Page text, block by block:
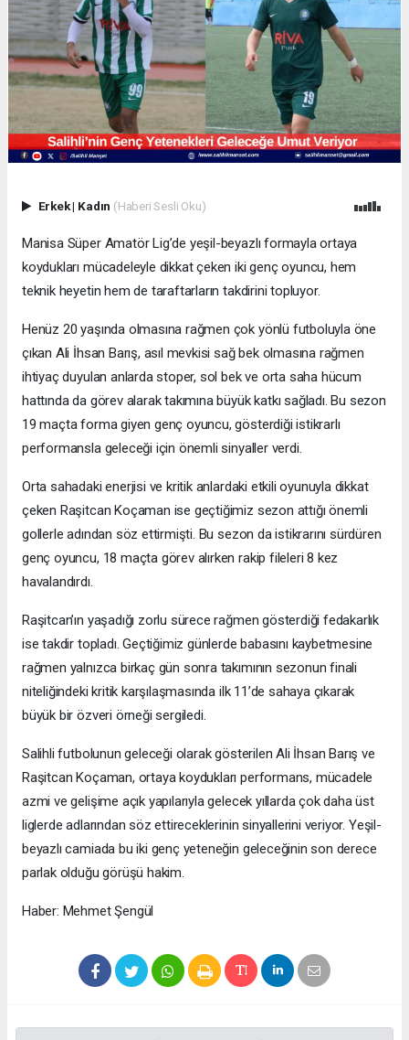
Erkek| Kadın (Haberi Sesli Oku)
Manisa Süper Amatör Lig’de yeşil-beyazlı formayla ortaya
koydukları mücadeleyle dikkat çeken iki genç oyuncu, hem
teknik heyetin hem de taraftarların takdirini topluyor.
Henüz 20 yaşında olmasına rağmen çok yönlü futboluyla öne
çıkan Ali İhsan Barış, asıl mevkisi sağ bek olmasına rağmen
ihtiyaç duyulan anlarda stoper, sol bek ve orta saha hücum
hattında da görev alarak takımına büyük katkı sağladı. Bu sezon
19 maçta forma giyen genç oyuncu, gösterdiği istikrarlı
performansla geleceği için önemli sinyaller verdi.
Orta sahadaki enerjisi ve kritik anlardaki etkili oyunuyla dikkat
çeken Raşitcan Koçaman ise geçtiğimiz sezon attığı önemli
gollerle adından söz ettirmişti. Bu sezon da istikrarını sürdüren
genç oyuncu, 18 maçta görev alırken rakip fileleri 8 kez
havalandırdı.
Raşitcan’ın yaşadığı zorlu sürece rağmen gösterdiği fedakarlık
ise takdir topladı. Geçtiğimiz günlerde babasını kaybetmesine
rağmen yalnızca birkaç gün sonra takımının sezonun finali
niteliğindeki kritik karşılaşmasında ilk 11’de sahaya çıkarak
büyük bir özveri örneği sergiledi.
Salihli futbolunun geleceği olarak gösterilen Ali İhsan Barış ve
Raşitcan Koçaman, ortaya koydukları performans, mücadele
azmi ve gelişime açık yapılarıyla gelecek yıllarda çok daha üst
liglerde adlarından söz ettireceklerinin sinyallerini veriyor. Yeşil-
beyazlı camiada bu iki genç yeteneğin geleceğinin son derece
parlak olduğu görüşü hakim.
Haber: Mehmet Şengül